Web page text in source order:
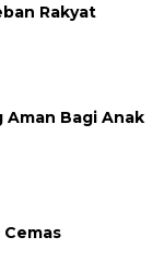
Rakyat
Aman Bagi Anak
Cemas